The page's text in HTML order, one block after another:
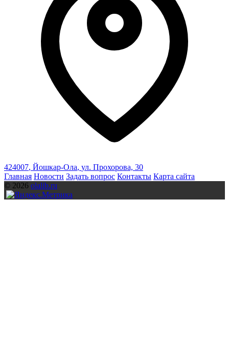
424007, Йошкар-Ола, ул. Прохорова, 30
Главная Новости Задать вопрос Контакты Карта сайта
© 2026 olalib.ru